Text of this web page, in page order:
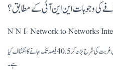
کی وجوہات این این آئی کے مطابق؟
N N I- Network to Networks
این این آئی عالمی بینک نے ملک میں موجودہ مالی سال میں غربت کی شرح بڑھ کر 40.5 فیصد تک جانے کا انکشاف کیا
ہے۔